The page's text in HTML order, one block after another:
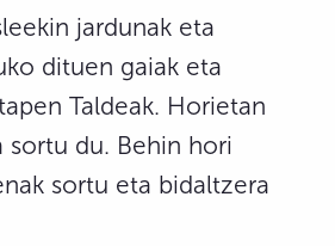
jardunak eta
dituen gaiak eta
Taldeak. Horietan
du. Behin hori
sortu eta bidaltzera